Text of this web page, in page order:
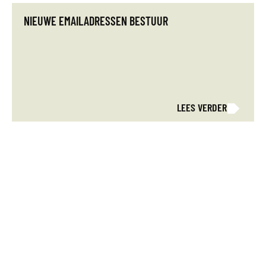
NIEUWE EMAILADRESSEN BESTUUR
LEES VERDER